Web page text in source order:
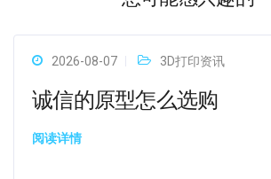
2026-08-07 3D打印资讯
诚信的原型怎么选购
阅读详情